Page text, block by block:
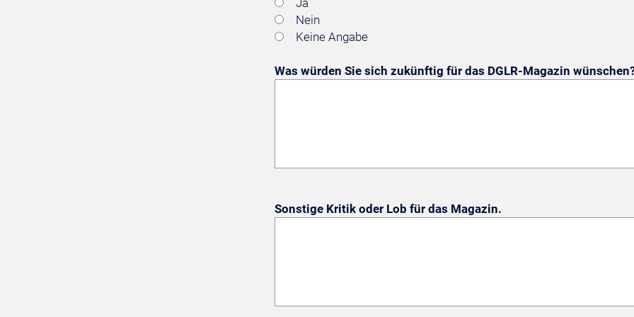
Ja
Nein
Keine Angabe
Was würden Sie sich zukünftig für das DGLR-Magazin
Sonstige Kritik oder Lob für das Magazin.